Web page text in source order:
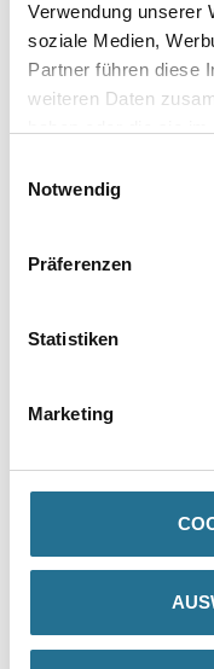
Verwendung unserer
soziale Medien,
Partner führen diese
weiteren Daten
Notwendig
Präferenzen
Statistiken
Marketing
Umrechnungsfaktoren
GEFAHRENHINWEISE
SPEZIFIKATIONEN